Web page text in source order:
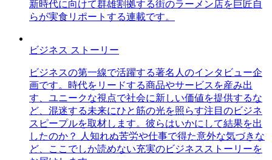
新時代に向けて群雄割拠する街のラーメン店を巨匠自
らが実食リポートする連載です。
ビジネス ストーリー
ビジネスの第一線で活躍する著名人のインタビュー企
画です。時代をリードする商品やサービスを産み出
す、ユニークな視点で社会に新しい価値を提供するな
ど、混迷する未来にひと筋の光を照らす注目のビジネ
スピープルを取材します。彼らはいかにして結果を出
したのか？ 人知れぬ苦労や仕事で得た意外な気づきな
ど、ここでしか読めない充実のビジネスストーリーを